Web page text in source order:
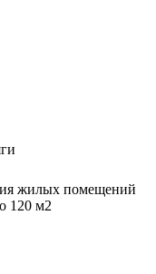
жилых помещений
120 м2